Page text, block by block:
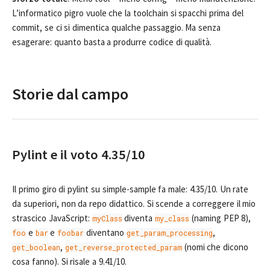
L’informatico pigro vuole che la toolchain si spacchi prima del
commit, se ci si dimentica qualche passaggio. Ma senza
esagerare: quanto basta a produrre codice di qualità.
Storie dal campo
Pylint e il voto 4.35/10
Il primo giro di pylint su simple-sample fa male: 4.35/10. Un rate
da superiori, non da repo didattico. Si scende a correggere il mio
strascico JavaScript: myClass diventa my_class (naming PEP 8),
foo e bare foobar diventano get_param_processing,
get_boolean, get_reverse_protected_param(nomi che dicono
cosa fanno). Si risale a 9.41/10.